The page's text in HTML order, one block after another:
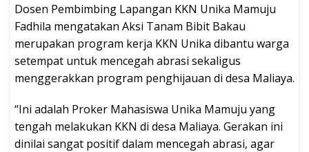
Dosen Pembimbing Lapangan KKN Unika Mamuju
Fadhila mengatakan Aksi Tanam Bibit Bakau
merupakan program kerja KKN Unika dibantu warga
setempat untuk mencegah abrasi sekaligus
menggerakkan program penghijauan di desa Maliaya.
“Ini adalah Proker Mahasiswa Unika Mamuju yang
tengah melakukan KKN di desa Maliaya. Gerakan ini
dinilai sangat positif dalam mencegah abrasi, agar